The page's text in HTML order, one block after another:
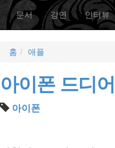
문서 강연 인터뷰
홈 애플
아이폰 드디
아이폰